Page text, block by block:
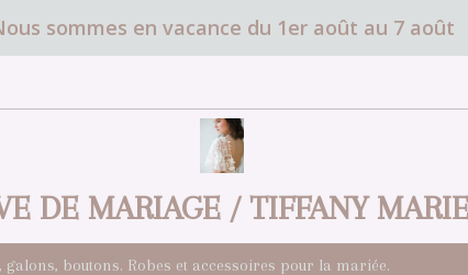
sommes en vacance du 1er août au 7 août
DE MARIAGE / TIFFANY
boutons. Robes et accessoires pour la mariée.